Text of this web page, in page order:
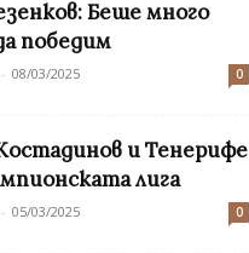
Беше много
победим
- 08/03/2025 0
и Тенерифе
лига
- 05/03/2025 0